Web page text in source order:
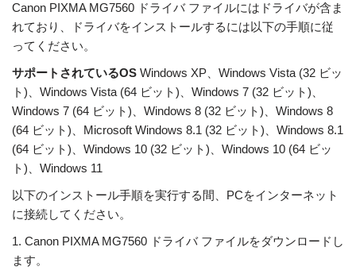
Canon PIXMA MG7560 ドライバ ファイルにはドライバが含ま
れており、ドライバをインストールするには以下の手順に従
ってください。
サポートされているOS Windows XP、Windows Vista (32 ビッ
ト)、Windows Vista (64 ビット)、Windows 7 (32 ビット)、
Windows 7 (64 ビット)、Windows 8 (32 ビット)、Windows 8
(64 ビット)、Microsoft Windows 8.1 (32 ビット)、Windows 8.1
(64 ビット)、Windows 10 (32 ビット)、Windows 10 (64 ビッ
ト)、Windows 11
以下のインストール手順を実行する間、PCをインターネット
に接続してください。
1. Canon PIXMA MG7560 ドライバ ファイルをダウンロードし
ます。